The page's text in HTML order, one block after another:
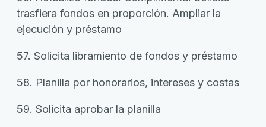
trasfiera fondos en proporción. Ampliar la
ejecución y préstamo
57. Solicita libramiento de fondos y préstamo
58. Planilla por honorarios, intereses y costas
59. Solicita aprobar la planilla